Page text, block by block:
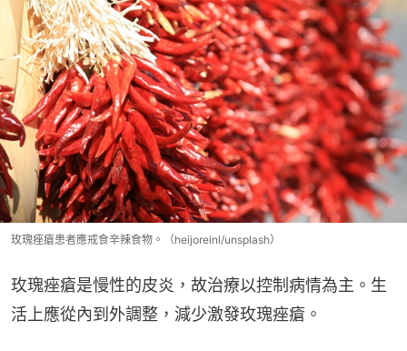
玫瑰痤瘡患者應戒食辛辣食物。（heijoreinl/unsplash）
玫瑰痤瘡是慢性的皮炎，故治療以控制病情為主。生
活上應從內到外調整，減少激發玫瑰痤瘡。